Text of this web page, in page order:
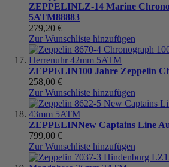
ZEPPELINLZ-14 Marine
5ATM88883
279,20 €
Zur Wunschliste hinzufügen
ZEPPELIN100 Jahre Zeppelin
258,00 €
Zur Wunschliste hinzufügen
ZEPPELINNew Captains Line
799,00 €
Zur Wunschliste hinzufügen